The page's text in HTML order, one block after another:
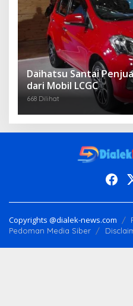
Daihatsu Santai
dari Mobil LCGC
668 Dilihat
Copyrights @dialek-news.com
Pedoman Media Siber